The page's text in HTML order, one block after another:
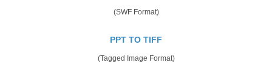
(SWF Format)
PPT TO TIFF
(Tagged Image Format)